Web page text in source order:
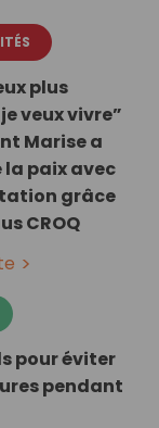
plus
veux vivre”
Marise a
paix avec
grâce
CROQ
pour éviter
pendant